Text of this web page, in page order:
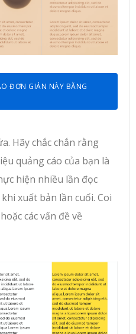
ĐƠN GIẢN NÀY BẰNG
Hãy chắc chắn rằng
quảng cáo của bạn là
hiện nhiều lần đọc
xuất bản lần cuối. Coi
các vấn đề về